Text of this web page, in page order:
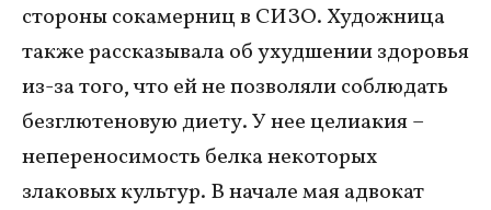
стороны сокамерниц в СИЗО. Художница
также рассказывала об ухудшении здоровья
из-за того, что ей не позволяли соблюдать
безглютеновую диету. У нее целиакия –
непереносимость белка некоторых
злаковых культур. В начале мая адвокат